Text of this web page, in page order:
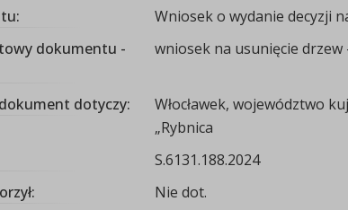
Wniosek o wydanie decyzji
dokumentu -
wniosek na usunięcie drzew
dotyczy:
Włocławek, województwo
„Rybnica
S.6131.188.2024
Nie dot.